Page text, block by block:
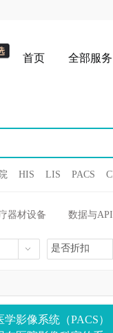
首页 全部服务
HIS LIS PACS
器材设备 数据与API
是否折扣
学影像系统（PACS）